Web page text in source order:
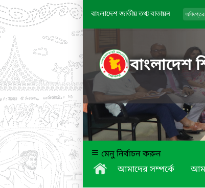
বাংলাদেশ জাতীয় তথ্য বাতায়ন
বাংলাদেশ
মেনু নির্বাচন করুন
আমাদের সম্পর্কে